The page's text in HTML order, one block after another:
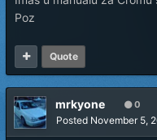
Poz
Quote
mrkyone 0
Posted November 5,